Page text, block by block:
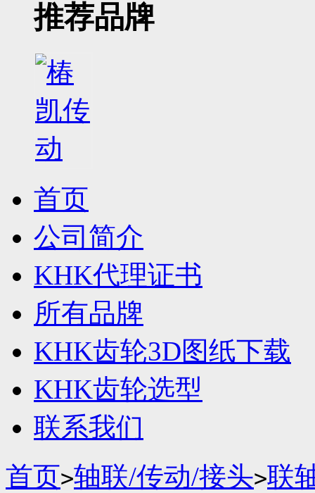
推荐品牌
首页
公司简介
KHK代理证书
所有品牌
KHK齿轮3D图纸下载
KHK齿轮选型
联系我们
首页>轴联/传动/接头>联